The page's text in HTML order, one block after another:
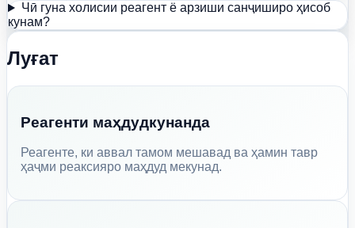
Чӣ гуна холисии реагент ё арзиши санҷиширо ҳисоб
кунам?
Луғат
Реагенти маҳдудкунанда
Реагенте, ки аввал тамом мешавад ва ҳамин тавр
ҳаҷми реаксияро маҳдуд мекунад.